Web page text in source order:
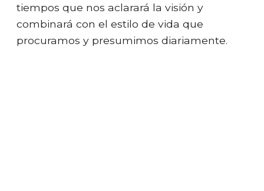
tiempos que nos aclarará la visión y
combinará con el estilo de vida que
procuramos y presumimos diariamente.